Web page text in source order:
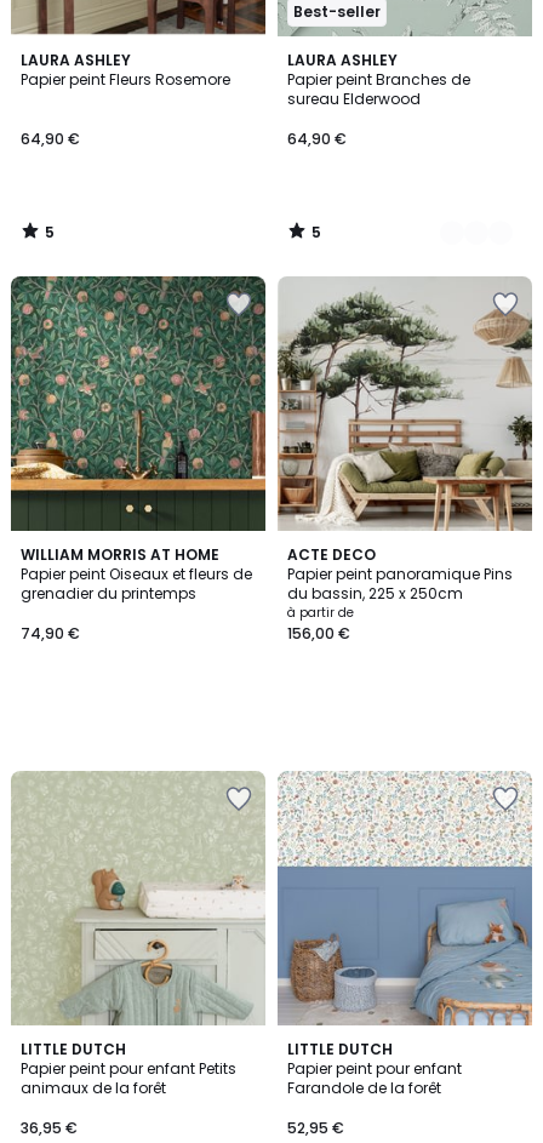
LAURA ASHLEY
Papier peint Fleurs Rosemore
64,90 €
5
/
5
/
Best-seller
LAURA ASHLEY
Papier peint Branches de
sureau Elderwood
64,90 €
5
/
5
4
Couleurs
5
/
WILLIAM MORRIS AT HOME
Papier peint Oiseaux et fleurs de
grenadier du printemps
74,90 €
ACTE DECO
Papier peint panoramique Pins
du bassin, 225 x 250cm
à partir de
156,00 €
LITTLE DUTCH
Papier peint pour enfant Petits
animaux de la forêt
36,95 €
LITTLE DUTCH
Papier peint pour enfant
Farandole de la forêt
52,95 €
5
/
5